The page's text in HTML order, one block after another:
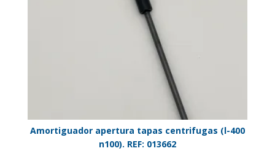
Amortiguador apertura tapas centrifugas (l-400
n100). REF: 013662